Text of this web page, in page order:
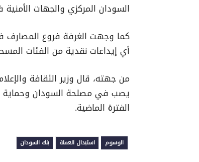
السودان المركزي والجهات
كما وجهت الغرفة فروع المصارف
أي إيداعات نقدية من الفئات
من جهته، قال وزير الثقافة
يصب في مصلحة السودان وحماية
الفترة الماضية.
الوسوم استبدال العملة بنك السودان